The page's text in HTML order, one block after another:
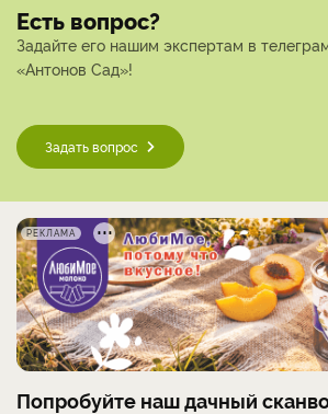
Есть вопрос?
Задайте его нашим экспертам в
«Антонов Сад»!
Задать вопрос
РЕКЛАМА
Попробуйте наш дачный